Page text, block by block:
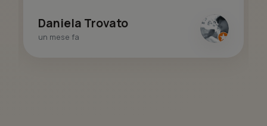
Daniela Trovato
un mese fa